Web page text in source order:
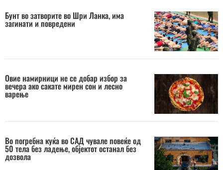
Бунт во затворите во Шри Ланка, има
загинати и повредени
Овие намирници не се добар избор за
вечера ако сакате мирен сон и лесно
варење
Во погребна куќа во САД чувале повеќе од
50 тела без ладење, објектот останал без
дозвола